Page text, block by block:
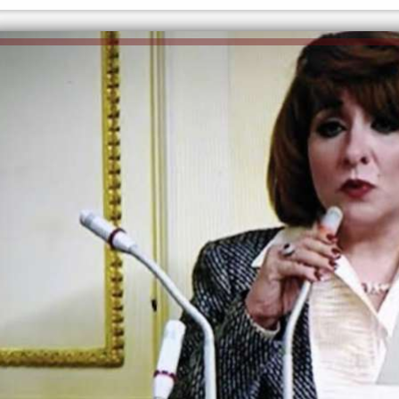
إلهام شرشر تكتب: دي مبقتش كورة..
دي سياسة
الكاتبة إلهام شرشر تهنئ الرئيس
السيسي بعيد ميلاده وتُشيد بجهوده
في بناء الدولة